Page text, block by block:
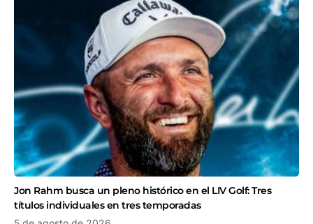
Jon Rahm busca un pleno histórico en el LIV Golf: Tres
títulos individuales en tres temporadas